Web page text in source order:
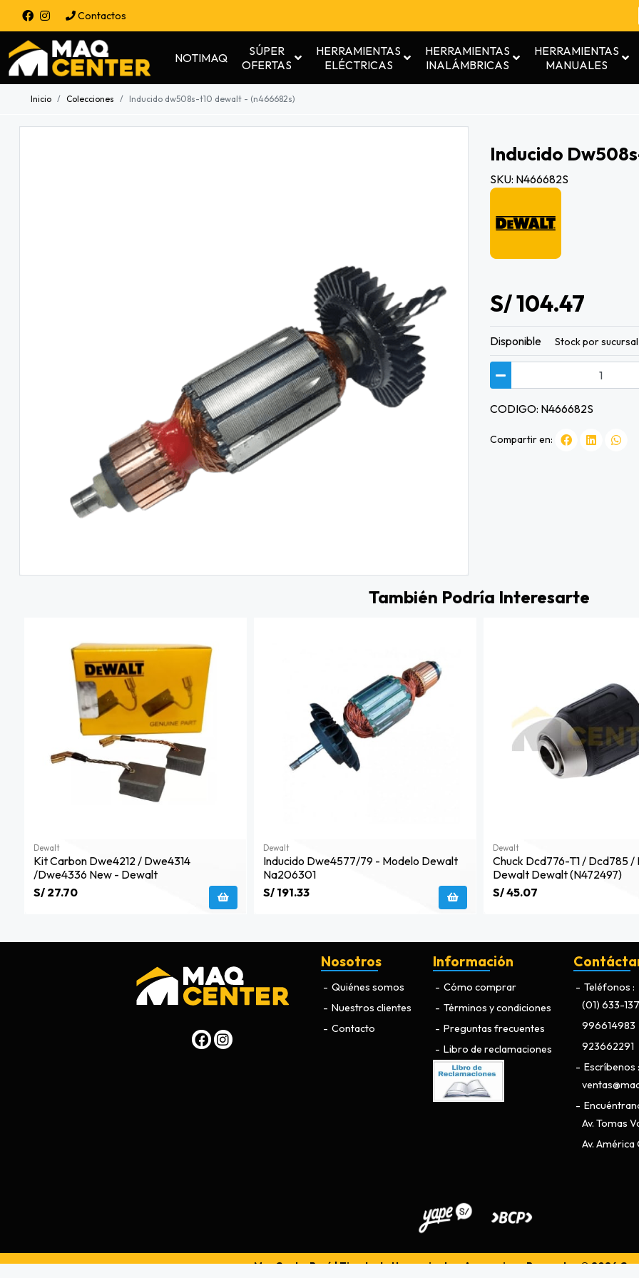
Contactos
NOTIMAQ
SÚPER
OFERTAS
HERRAMIENTAS
ELÉCTRICAS
HERRAMIENTAS
INALÁMBRICAS
HERRAMIENTAS
MANUALES
Inicio Colecciones Inducido dw508s-t10 dewalt - (n466682s)
Inducido
SKU: N466682S
S/ 104.47
Disponible Stock por sucursal
CODIGO: N466682S
Compartir en:
También Podría Interesarte
Dewalt
Kit Carbon Dwe4212 / Dwe4314
/dwe4336 New - Dewalt
S/ 27.70
Dewalt
Inducido Dwe4577/79 - Modelo Dewalt
Na206301
S/ 191.33
Dewalt
Chuck Dcd776-T1 / Dcd785 /
Dewalt Dewalt (n472497)
S/ 45.07
Nosotros
Quiénes somos
Nuestros clientes
Contacto
Información
Cómo comprar
Términos y condiciones
Preguntas frecuentes
Libro de reclamaciones
Teléfonos
(01) 633-
996614983
923662291
Escríbenos
Av. Tomas
Av. América
MaqCenterPerú | Tienda de Herramientas, Accesorios y Repuestos © 2026